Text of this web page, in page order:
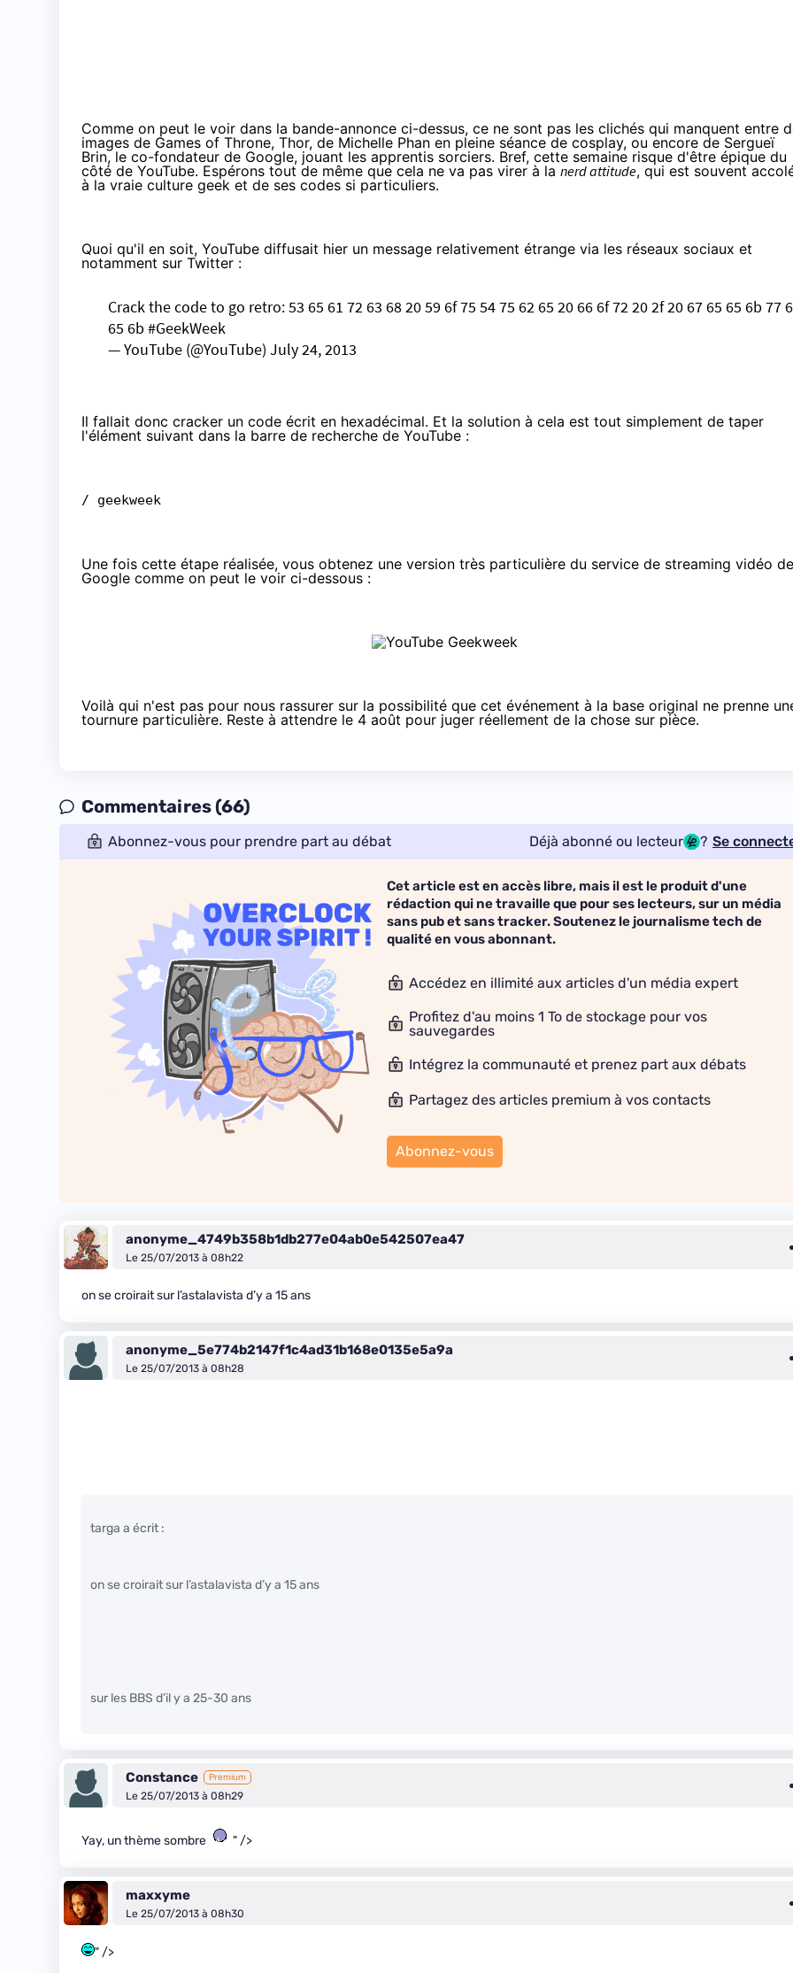
Comme on peut le voir dans la bande-annonce ci-dessus, ce ne sont pas les clichés qui manquent entre
images de Games of Throne, Thor, de Michelle Phan en pleine séance de cosplay, ou encore de Sergueï
Brin, le co-fondateur de Google, jouant les apprentis sorciers. Bref, cette semaine risque d'être épique du
côté de YouTube. Espérons tout de même que cela ne va pas virer à la nerdattitude, qui est souvent
à la vraie culture geek et de ses codes si particuliers.
Quoi qu'il en soit, YouTube diffusait hier un message relativement étrange via les réseaux sociaux et
notamment sur Twitter :
Crack the code to go retro: 53 65 61 72 63 68 20 59 6f 75 54 75 62 65 20 66 6f 72 20 2f 20 67 65 65 6b 77
65 6b#GeekWeek
— YouTube (@YouTube) July 24, 2013
Il fallait donc cracker un code écrit en hexadécimal. Et la solution à cela est tout simplement de taper
l'élément suivant dans la barre de recherche de YouTube :
/ geekweek
Une fois cette étape réalisée, vous obtenez une version très particulière du service de streaming vidéo de
Google comme on peut le voir ci-dessous :
Voilà qui n'est pas pour nous rassurer sur la possibilité que cet événement à la base original ne prenne
tournure particulière. Reste à attendre le 4 août pour juger réellement de la chose sur pièce.
Commentaires (66)
Abonnez-vous pour prendre part au débat Déjà abonné ou lecteur ? Se
Cet article est en accès libre, mais il est le produit d'une
rédaction qui ne travaille que pour ses lecteurs, sur un média
sans pub et sans tracker. Soutenez le journalisme tech de
qualité en vous abonnant.
Accédez en illimité aux articles d'un média expert
Profitez d'au moins 1 To de stockage pour vos
sauvegardes
Intégrez la communauté et prenez part aux débats
Partagez des articles premium à vos contacts
Abonnez-vous
anonyme_4749b358b1db277e04ab0e542507ea47
Le 25/07/2013 à 08h22
on se croirait sur l’astalavista d’y a 15 ans
anonyme_5e774b2147f1c4ad31b168e0135e5a9a
Le 25/07/2013 à 08h28
targa a écrit :
on se croirait sur l’astalavista d’y a 15 ans
sur les BBS d’il y a 25-30 ans
Constance Premium
Le 25/07/2013 à 08h29
Yay, un thème sombre " />
maxxyme
Le 25/07/2013 à 08h30
" />